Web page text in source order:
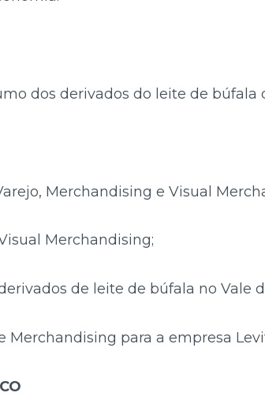
dos derivados do leite de búfala
Merchandising e Visual
Merchandising;
de leite de búfala no Vale
Merchandising para a empresa